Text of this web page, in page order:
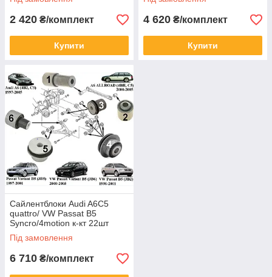
2 420 ₴/комплект
Купити
4 620 ₴/комплект
Купити
Cайлентблоки Audi A6C5
quattro/ VW Passat B5
Syncro/4motion к-кт 22шт
Belgum
Під замовлення
6 710 ₴/комплект